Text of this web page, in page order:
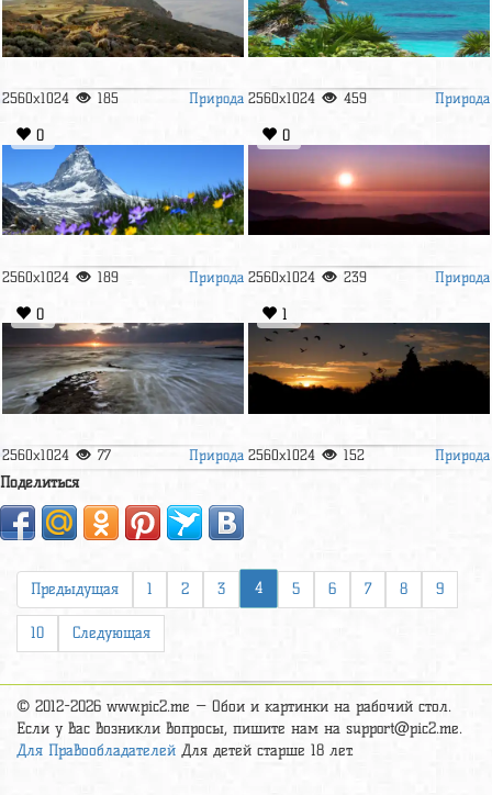
2560x1024 185 Природа 2560x1024 459 Природа
0
2560x1024 189 Природа
0
2560x1024 239 Природа
0
2560x1024 77 Природа
1
2560x1024 152 Природа
Поделиться
Предыдущая 1 2 3 4 5 6 7 8 9
10 Следующая
© 2012-2026 www.pic2.me — Обои и картинки на рабочий стол.
Если у вас возникли вопросы, пишите нам на support@pic2.me.
Для Правообладателей Для детей старше 18 лет.